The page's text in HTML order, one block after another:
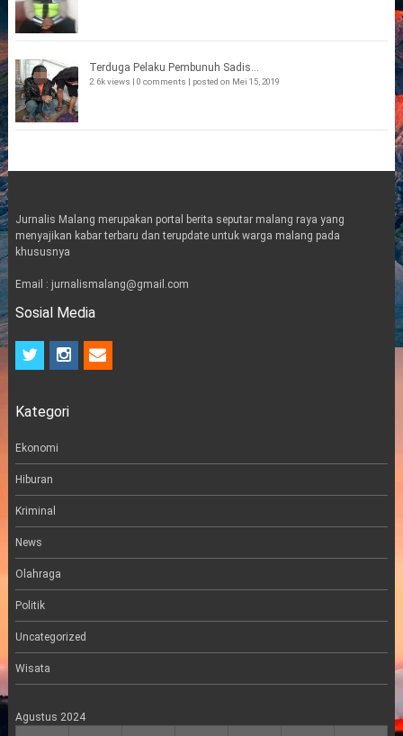
Terduga Pelaku Pembunuh Sadis...
2.6k views | 0 comments | posted on Mei 15, 2019
Jurnalis Malang merupakan portal berita seputar malang raya yang
menyajikan kabar terbaru dan terupdate untuk warga malang pada
khususnya
Email : jurnalismalang@gmail.com
Sosial Media
t
t
r
i
n
a
e
m
Kategori
Ekonomi
Hiburan
Kriminal
News
Olahraga
Politik
Uncategorized
Wisata
Agustus 2024